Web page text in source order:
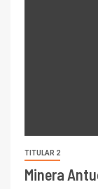
TITULAR 2
Minera